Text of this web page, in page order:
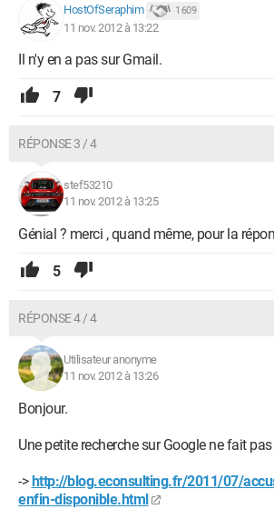
HostOfSeraphim 1 609
11 nov. 2012 à 13:22
Il n'y en a pas sur Gmail.
7
RÉPONSE 3 / 4
stef53210
11 nov. 2012 à 13:25
Génial ? merci , quand même, pour la
5
RÉPONSE 4 / 4
Utilisateur anonyme
11 nov. 2012 à 13:26
Bonjour.
Une petite recherche sur Google ne fait
->http://blog.econsulting.fr/2011/07/
enfin-disponible.html